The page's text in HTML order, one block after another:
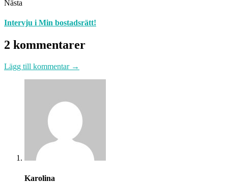
Nästa
Intervju i Min bostadsrätt!
2 kommentarer
Lägg till kommentar →
Karolina